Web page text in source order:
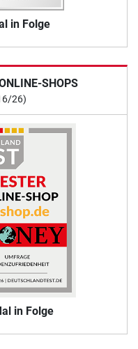
in Folge
SHOPS
26)
in Folge